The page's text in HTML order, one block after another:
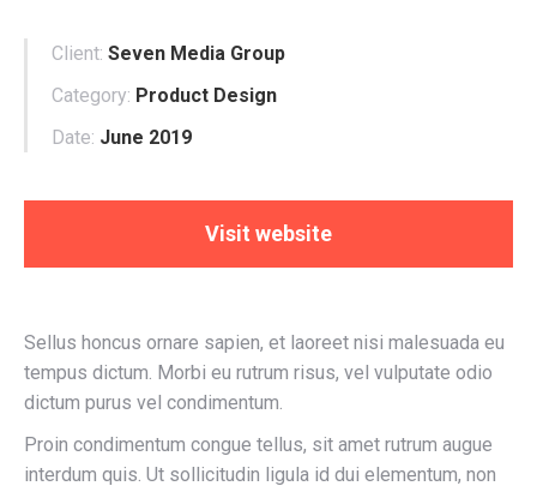
Client: Seven Media Group
Category: Product Design
Date: June 2019
Visit website
Sellus honcus ornare sapien, et laoreet nisi malesuada eu
tempus dictum. Morbi eu rutrum risus, vel vulputate odio
dictum purus vel condimentum.
Proin condimentum congue tellus, sit amet rutrum augue
interdum quis. Ut sollicitudin ligula id dui elementum, non